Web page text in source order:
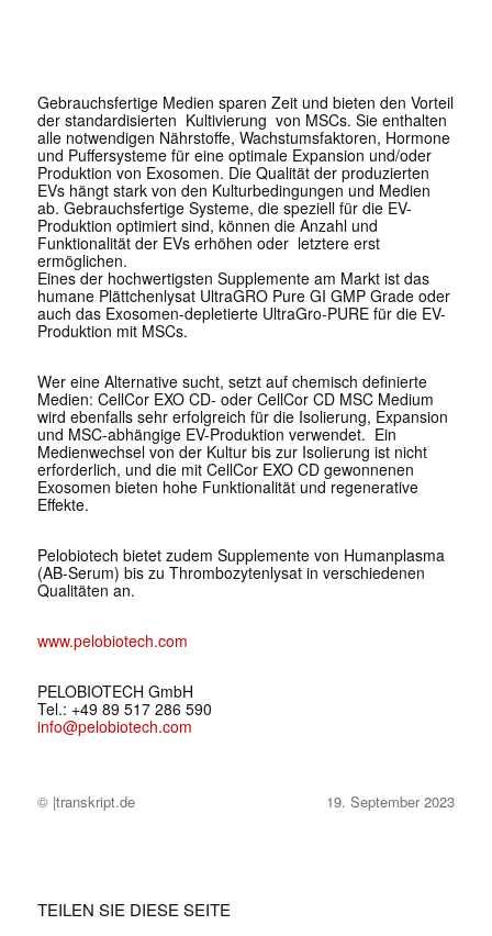
Gebrauchsfertige Medien sparen Zeit und bieten den Vorteil
der standardisierten Kultivierung von MSCs. Sie enthalten
alle notwendigen Nährstoffe, Wachstumsfaktoren, Hormone
und Puffersysteme für eine optimale Expansion und/oder
Produktion von Exosomen. Die Qualität der produzierten
EVs hängt stark von den Kulturbedingungen und Medien
ab. Gebrauchsfertige Systeme, die speziell für die EV-
Produktion optimiert sind, können die Anzahl und
Funktionalität der EVs erhöhen oder letztere erst
ermöglichen.
Eines der hochwertigsten Supplemente am Markt ist das
humane Plättchenlysat UltraGRO Pure GI GMP Grade oder
auch das Exosomen-depletierte UltraGro-PURE für die EV-
Produktion mit MSCs.
Wer eine Alternative sucht, setzt auf chemisch definierte
Medien: CellCor EXO CD- oder CellCor CD MSC Medium
wird ebenfalls sehr erfolgreich für die Isolierung, Expansion
und MSC-abhängige EV-Produktion verwendet. Ein
Medienwechsel von der Kultur bis zur Isolierung ist nicht
erforderlich, und die mit CellCor EXO CD gewonnenen
Exosomen bieten hohe Funktionalität und regenerative
Effekte.
Pelobiotech bietet zudem Supplemente von Humanplasma
(AB-Serum) bis zu Thrombozytenlysat in verschiedenen
Qualitäten an.
www.pelobiotech.com
PELOBIOTECH GmbH
Tel.: +49 89 517 286 590
info@pelobiotech.com
© |transkript.de 19. September 2023
TEILEN SIE DIESE SEITE